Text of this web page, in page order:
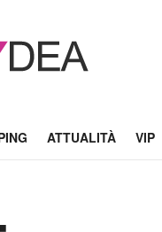
ATTUALITÀ VIP